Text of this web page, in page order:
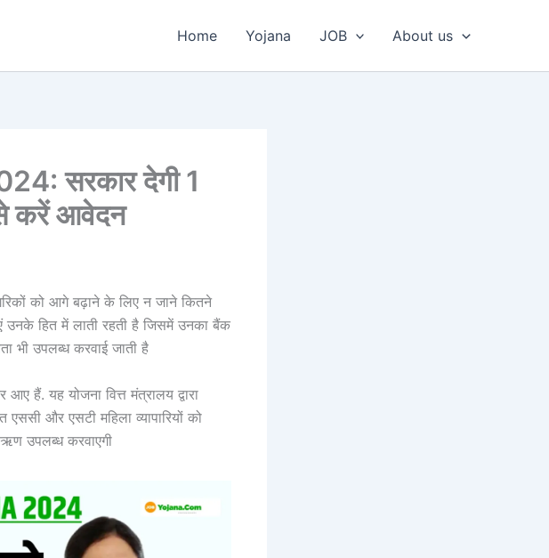
Home Yojana JOB About us
सरकार देगी 1
करें आवेदन
को आगे बढ़ाने के लिए न जाने कितने
उनके हित में लाती रहती है जिसमें उनका बैंक
भी उपलब्ध करवाई जाती है
हैं. यह योजना वित्त मंत्रालय द्वारा
और एसटी महिला व्यापारियों को
उपलब्ध करवाएगी